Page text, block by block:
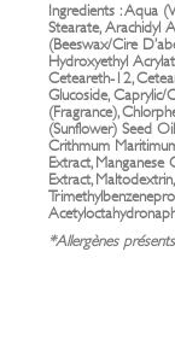
Ingredients : Aqua
Stearate, Arachidyl
(Beeswax/Cire
Hydroxyethyl
Ceteareth-12,
Glucoside, Caprylic/
(Fragrance),
(Sunflower) Seed
Crithmum
Extract, Manganese
Extract,
*Allergènes